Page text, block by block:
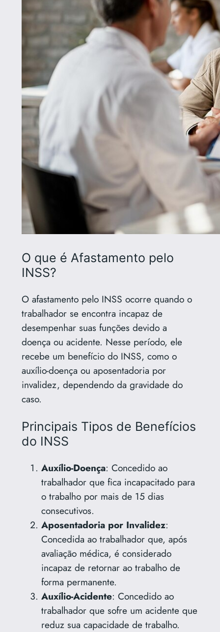
O que é Afastamento pelo
INSS?
O afastamento pelo INSS ocorre quando o
trabalhador se encontra incapaz de
desempenhar suas funções devido a
doença ou acidente. Nesse período, ele
recebe um benefício do INSS, como o
auxílio-doença ou aposentadoria por
invalidez, dependendo da gravidade do
caso.
Principais Tipos de Benefícios
do INSS
Auxílio-Doença: Concedido ao
trabalhador que fica incapacitado para
o trabalho por mais de 15 dias
consecutivos.
Aposentadoria por Invalidez:
Concedida ao trabalhador que, após
avaliação médica, é considerado
incapaz de retornar ao trabalho de
forma permanente.
Auxílio-Acidente: Concedido ao
trabalhador que sofre um acidente que
reduz sua capacidade de trabalho.